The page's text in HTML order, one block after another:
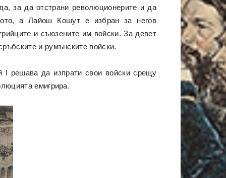
за да отстрани революционерите и да
а Лайош Кошут е избран за негов
и съюзените им войски. За девет
и румънските войски.
I решава да изпрати свои войски срещу
емигрира.